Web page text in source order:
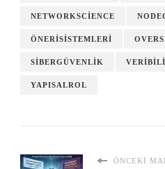
NETWORKSCIENCE
ÖNERISISTEMLERI
SIBERGÜVENLIK
YAPISALROL
ÖNCEKI